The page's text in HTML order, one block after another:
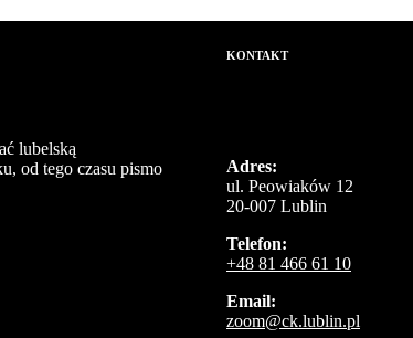
lubelską
od tego czasu pismo
KONTAKT
Adres:
ul. Peowiaków 12
20-007 Lublin
Telefon:
+48 81 466 61 10
Email:
zoom@ck.lublin.pl